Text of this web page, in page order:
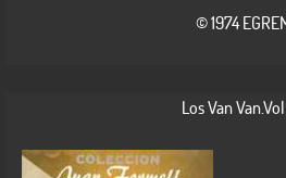
© 1974
Los Van